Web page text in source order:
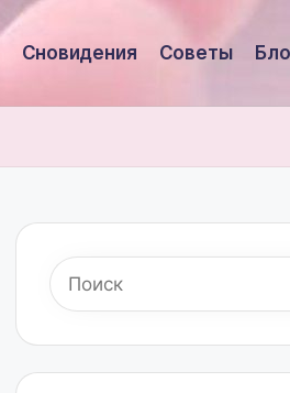
Сновидения Советы